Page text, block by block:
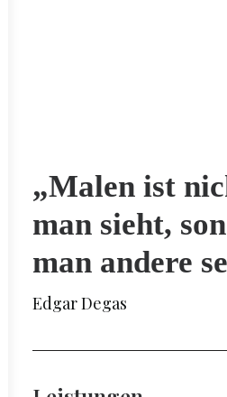
„Malen ist
man sieht,
man andere
Edgar Degas